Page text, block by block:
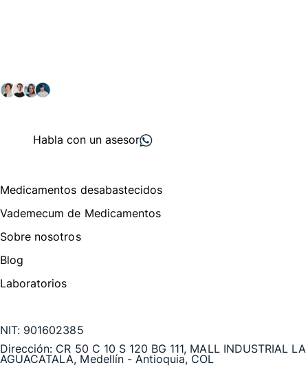
Habla con un asesor
Medicamentos desabastecidos
Vademecum de Medicamentos
Sobre nosotros
Blog
Laboratorios
NIT: 901602385
Dirección: CR 50 C 10 S 120 BG 111, MALL INDUSTRIAL LA
AGUACATALA, Medellín - Antioquia, COL